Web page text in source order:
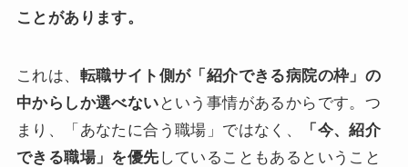
ことがあります。
これは、 転職サイト側が「紹介できる病院の枠」の
中からしか選べない という事情があるからです。つ
まり、「あなたに合う職場」ではなく、
「今、紹介
できる職場」を優先していることもあるということ